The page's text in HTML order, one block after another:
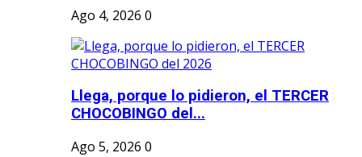
Ago 4, 2026 0
Llega, porque lo pidieron, el TERCER
CHOCOBINGO del...
Ago 5, 2026 0